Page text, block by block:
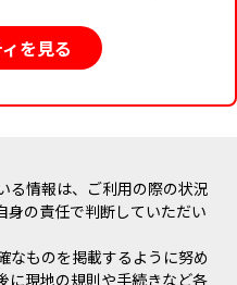
を見る
る情報は、ご利用の際の状況
身の責任で判断していただい
なものを掲載するように努め
に現地の規則や手続きなど各